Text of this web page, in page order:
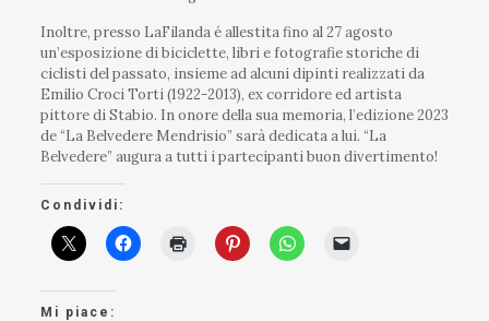
Inoltre, presso LaFilanda é allestita fino al 27 agosto
un’esposizione di biciclette, libri e fotografie storiche di
ciclisti del passato, insieme ad alcuni dipinti realizzati da
Emilio Croci Torti (1922-2013), ex corridore ed artista
pittore di Stabio. In onore della sua memoria, l’edizione 2023
de “La Belvedere Mendrisio” sarà dedicata a lui. “La
Belvedere” augura a tutti i partecipanti buon divertimento!
Condividi:
Mi piace: